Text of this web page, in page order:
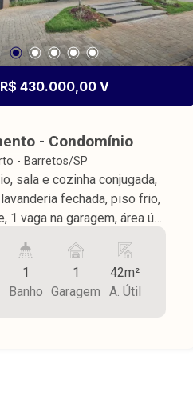
R$ 430.000,00 V
- Condomínio
- Barretos/SP
sala e cozinha conjugada,
fechada, piso frio,
1 vaga na garagem, área útil
8 horas, área de lazer,
1
Banho
1
Garagem
42m²
A. Útil